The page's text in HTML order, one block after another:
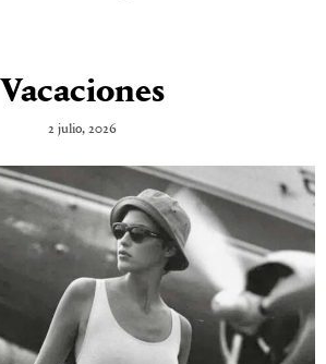
Vacaciones
2 julio, 2026